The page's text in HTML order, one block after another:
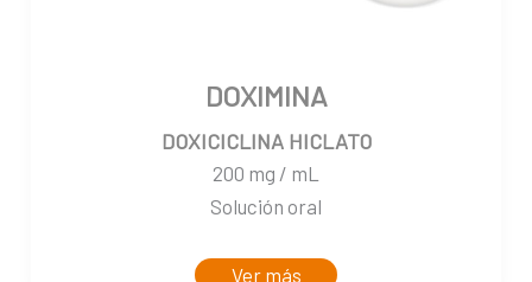
DOXIMINA
DOXICICLINA HICLATO
200 mg / mL
Solución oral
Ver más